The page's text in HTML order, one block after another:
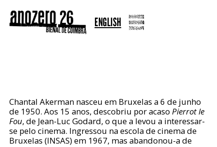
ENGLISH
Chantal Akerman nasceu em Bruxelas a 6 de junho
de 1950. Aos 15 anos, descobriu por acasoPierrot le
Fou, de Jean-Luc Godard, o que a levou a interessar-
se pelo cinema. Ingressou na escola de cinema de
Bruxelas (INSAS) em 1967, mas abandonou-a de